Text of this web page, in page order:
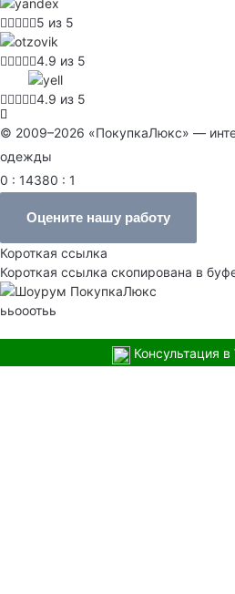
5 из 5
4.9 из 5
4.9 из 5
© 2009–2026 «ПокупкаЛюкс» —
одежды
0 : 14380 : 1
Оцените нашу работу
Короткая ссылка
Короткая ссылка скопирована в
ььооотьь
Консультация